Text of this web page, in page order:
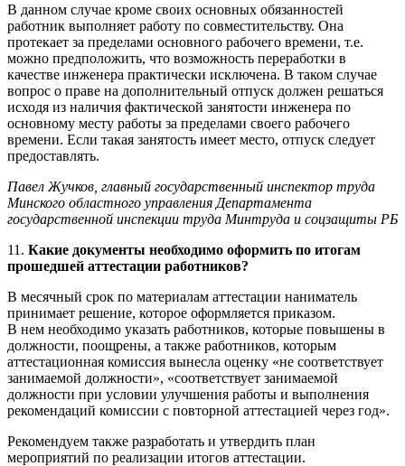
В данном случае кроме своих основных обязанностей
работник выполняет работу по совместительству. Она
протекает за пределами основного рабочего времени, т.е.
можно предположить, что возможность переработки в
качестве инженера практически исключена. В таком случае
вопрос о праве на дополнительный отпуск должен решаться
исходя из наличия фактической занятости инженера по
основному месту работы за пределами своего рабочего
времени. Если такая занятость имеет место, отпуск следует
предоставлять.
Павел Жучков, главный государственный инспектор труда
Минского областного управления Департамента
государственной инспекции труда Минтруда и соцзащиты РБ
11. Какие документы необходимо оформить по итогам
прошедшей аттестации работников?
В месячный срок по материалам аттестации наниматель
принимает решение, которое оформляется приказом.
В нем необходимо указать работников, которые повышены в
должности, поощрены, а также работников, которым
аттестационная комиссия вынесла оценку «не соответствует
занимаемой должности», «соответствует занимаемой
должности при условии улучшения работы и выполнения
рекомендаций комиссии с повторной аттестацией через год».
Рекомендуем также разработать и утвердить план
мероприятий по реализации итогов аттестации.